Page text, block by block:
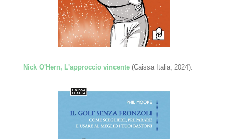
Nick O'Hern, L'approccio vincente(Caissa Italia, 2024).